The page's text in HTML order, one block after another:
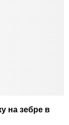
на зебре в